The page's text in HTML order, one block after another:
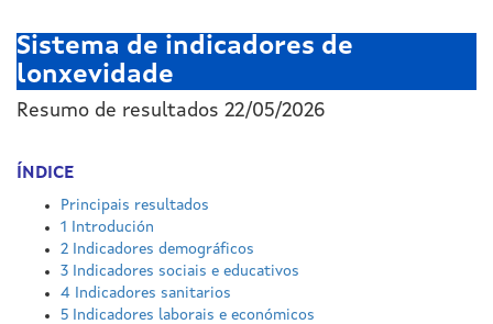
Sistema de indicadores de
lonxevidade
Resumo de resultados 22/05/2026
ÍNDICE
Principais resultados
1
Introdución
2 Indicadores demográficos
3 Indicadores sociais e educativos
4 Indicadores sanitarios
5 Indicadores laborais e económicos